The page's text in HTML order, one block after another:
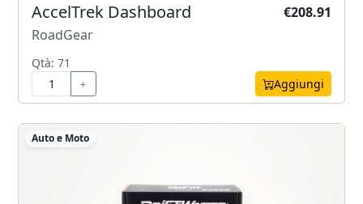
AccelTrek Dashboard
RoadGear
€208.91
Qtà: 71
Aggiungi
Auto e Moto